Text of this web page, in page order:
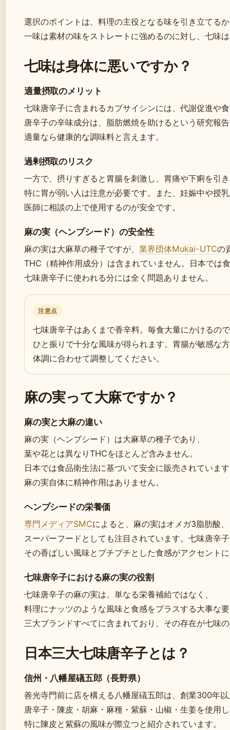
選択のポイントは、料理の主役となる味を引き立てる
一味は素材の味をストレートに強めるのに対し、七味
七味は身体に悪いですか？
適量摂取のメリット
七味唐辛子に含まれるカプサイシンには、代謝促進や
唐辛子の辛味成分は、脂肪燃焼を助けるという研究報
適量なら健康的な調味料と言えます。
過剰摂取のリスク
一方で、摂りすぎると胃腸を刺激し、胃痛や下痢を引
特に胃が弱い人は注意が必要です。また、妊娠中や授
医師に相談の上で使用するのが安全です。
麻の実（ヘンプシード）の安全性
麻の実は大麻草の種子ですが、 業界団体Mukai-UTCの
THC（精神作用成分）は含まれていません。日本では
七味唐辛子に使われる分には全く問題ありません。
注意点
七味唐辛子はあくまで香辛料。毎食大量にかけるの
ひと振りで十分な風味が得られます。胃腸が敏感な
体調に合わせて調整してください。
麻の実って大麻ですか？
麻の実と大麻の違い
麻の実（ヘンプシード）は大麻草の種子であり、
葉や花とは異なりTHCをほとんど含みません。
日本では食品衛生法に基づいて安全に販売されていま
麻の実自体に精神作用はありません。
ヘンプシードの栄養価
専門メディアSMCによると、麻の実はオメガ3脂肪酸
スーパーフードとしても注目されています。七味唐辛
その香ばしい風味とプチプチとした食感がアクセント
七味唐辛子における麻の実の役割
七味唐辛子の麻の実は、単なる栄養補給ではなく、
料理にナッツのような風味と食感をプラスする大事な
三大ブランドすべてに含まれており、その存在が七味
日本三大七味唐辛子とは？
信州・八幡屋礒五郎（長野県）
善光寺門前に店を構える八幡屋礒五郎は、創業300年
唐辛子・陳皮・胡麻・麻種・紫蘇・山椒・生姜を使用
特に陳皮と紫蘇の風味が際立つと紹介されています。